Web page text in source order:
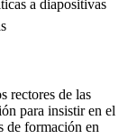
a diapositivas
rectores de las
para insistir en el
de formación en